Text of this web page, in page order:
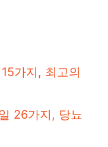
가지, 최고의
26가지, 당뇨